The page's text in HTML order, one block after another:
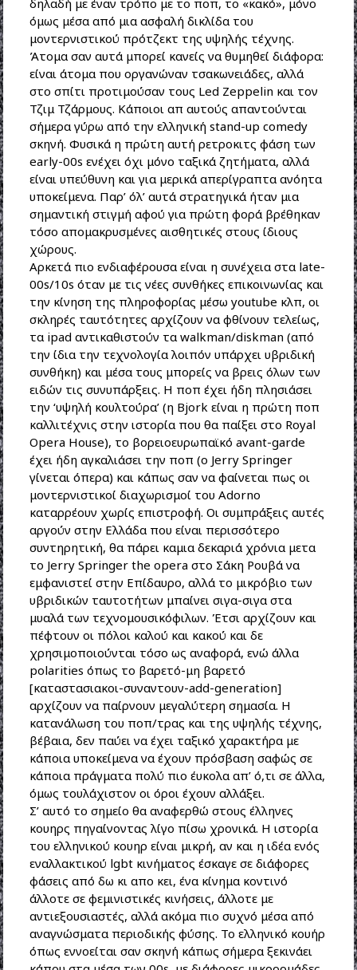
δηλαδή με έναν τρόπο με το ποπ, το «κακό», μόνο
όμως μέσα από μια ασφαλή δικλίδα του
μοντερνιστικού πρότζεκτ της υψηλής τέχνης.
Άτομα σαν αυτά μπορεί κανείς να θυμηθεί διάφορα:
είναι άτομα που οργανώναν τσακωνειάδες, αλλά
στο σπίτι προτιμούσαν τους Led Zeppelin και τον
Τζιμ Τζάρμους. Κάποιοι απ αυτούς απαντούνται
σήμερα γύρω από την ελληνική stand-up comedy
σκηνή. Φυσικά η πρώτη αυτή ρετροκιτς φάση των
early-00s ενέχει όχι μόνο ταξικά ζητήματα, αλλά
είναι υπεύθυνη και για μερικά απερίγραπτα ανόητα
υποκείμενα. Παρ’ όλ’ αυτά στρατηγικά ήταν μια
σημαντική στιγμή αφού για πρώτη φορά βρέθηκαν
τόσο απομακρυσμένες αισθητικές στους ίδιους
χώρους.
Αρκετά πιο ενδιαφέρουσα είναι η συνέχεια στα late-
00s/10s όταν με τις νέες συνθήκες επικοινωνίας και
την κίνηση της πληροφορίας μέσω youtube κλπ, οι
σκληρές ταυτότητες αρχίζουν να φθίνουν τελείως,
τα ipad αντικαθιστούν τα walkman/diskman (από
την ίδια την τεχνολογία λοιπόν υπάρχει υβριδική
συνθήκη) και μέσα τους μπορείς να βρεις όλων των
ειδών τις συνυπάρξεις. Η ποπ έχει ήδη πλησιάσει
την ‘υψηλή κουλτούρα’ (η Bjork είναι η πρώτη ποπ
καλλιτέχνις στην ιστορία που θα παίξει στο Royal
Opera House), το βορειοευρωπαϊκό avant-garde
έχει ήδη αγκαλιάσει την ποπ (ο Jerry Springer
γίνεται όπερα) και κάπως σαν να φαίνεται πως οι
μοντερνιστικοί διαχωρισμοί του Adorno
καταρρέουν χωρίς επιστροφή. Οι συμπράξεις αυτές
αργούν στην Ελλάδα που είναι περισσότερο
συντηρητική, θα πάρει καμια δεκαριά χρόνια μετα
το Jerry Springer the opera στο Σάκη Ρουβά να
εμφανιστεί στην Επίδαυρο, αλλά το μικρόβιο των
υβριδικών ταυτοτήτων μπαίνει σιγα-σιγα στα
μυαλά των τεχνομουσικόφιλων. Έτσι αρχίζουν και
πέφτουν οι πόλοι καλού και κακού και δε
χρησιμοποιούνται τόσο ως αναφορά, ενώ άλλα
polarities όπως το βαρετό-μη βαρετό
[καταστασιακοι-συναντουν-add-generation]
αρχίζουν να παίρνουν μεγαλύτερη σημασία. Η
κατανάλωση του ποπ/τρας και της υψηλής τέχνης,
βέβαια, δεν παύει να έχει ταξικό χαρακτήρα με
κάποια υποκείμενα να έχουν πρόσβαση σαφώς σε
κάποια πράγματα πολύ πιο έυκολα απ’ ό,τι σε άλλα,
όμως τουλάχιστον οι όροι έχουν αλλάξει.
Σ’ αυτό το σημείο θα αναφερθώ στους έλληνες
κουηρς πηγαίνοντας λίγο πίσω χρονικά. Η ιστορία
του ελληνικού κουηρ είναι μικρή, αν και η ιδέα ενός
εναλλακτικού lgbt κινήματος έσκαγε σε διάφορες
φάσεις από δω κι απο κει, ένα κίνημα κοντινό
άλλοτε σε φεμινιστικές κινήσεις, άλλοτε με
αντιεξουσιαστές, αλλά ακόμα πιο συχνό μέσα από
αναγνώσματα περιοδικής φύσης. Το ελληνικό κουήρ
όπως εννοείται σαν σκηνή κάπως σήμερα ξεκινάει